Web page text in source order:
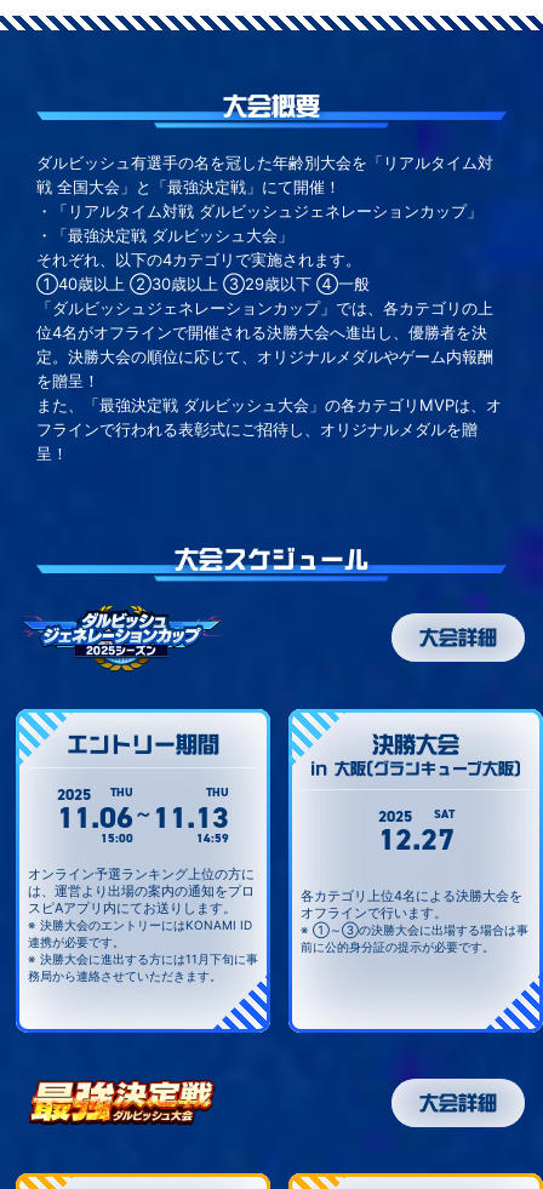
2025.12.24
2025.12.24
決勝大会 12/27(土) 12時～配信開始！
2025.12.15
リアルタイム対戦「ダルビッシュジェネレーションカップ」
決勝大会のトーナメント表・出場選手・出演者を公開
2025.11.10
「最強決定戦 ダルビッシュ大会」試合開始！(11/17(月)2:59
まで)
2025.11.06
「最強決定戦 ダルビッシュ大会」事前エントリー開始！
(11/16(日)18:59まで)
2025.10.25
「リアルタイム対戦 ダルビッシュジェネレーションカップ」
2025.10.18
「最強決定戦 ダルビッシュ大会」概要を公開！
2025.10.18
公式サイトを公開！
大会概要
ダルビッシュ有選手の名を冠した年齢別大会を「リアルタイム対
戦 全国大会」と「最強決定戦」にて開催！
・「リアルタイム対戦 ダルビッシュジェネレーションカップ」
・「最強決定戦 ダルビッシュ大会」
それぞれ、以下の4カテゴリで実施されます。
①40歳以上 ②30歳以上 ③29歳以下 ④一般
「ダルビッシュジェネレーションカップ」では、各カテゴリの上
位4名がオフラインで開催される決勝大会へ進出し、優勝者を決
定。決勝大会の順位に応じて、オリジナルメダルやゲーム内報酬
を贈呈！
また、「最強決定戦 ダルビッシュ大会」の各カテゴリMVPは、オ
フラインで行われる表彰式にご招待し、オリジナルメダルを贈
呈！
大会スケジュール
大会詳細
エントリー期間
2025
11.06
THU
15:00
～ 11.13
THU
14:59
オンライン予選ランキング上位の方に
は、運営より出場の案内の通知をプロ
スピAアプリ内にてお送りします。
決勝大会のエントリーにはKONAMI ID
連携が必要です。
決勝大会に進出する方には11月下旬に事
務局から連絡させていただきます。
決勝大会
in 大阪(グランキューブ大阪)
2025
12.27
SAT
各カテゴリ上位4名による決勝大会を
オフラインで行います。
①～③の決勝大会に出場する場合は事
前に公的身分証の提示が必要です。
大会詳細